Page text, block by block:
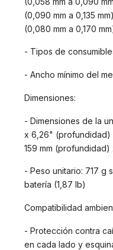
(0,090 mm a 0,135
(0,080 mm a 0,170
- Tipos de
- Ancho mínimo del
Dimensiones:
- Dimensiones de la
x 6,26" (profundidad)
159 mm (profundidad)
- Peso unitario: 717 g
batería (1,87 lb)
Compatibilidad
- Protección contra
en cada lado y